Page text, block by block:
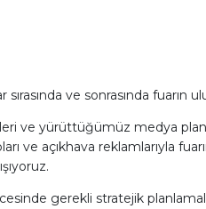
ve sonrasında
ve yürüttüğümüz medya
ve açıkhava reklamlarıyla
gerekli stratejik